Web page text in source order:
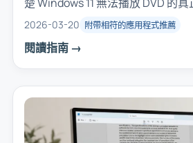
費軟體到專用應用程式等真正可行
再糾結解碼器。
2026-03-20 附帶相符的應用程式推薦
閱讀指南 →